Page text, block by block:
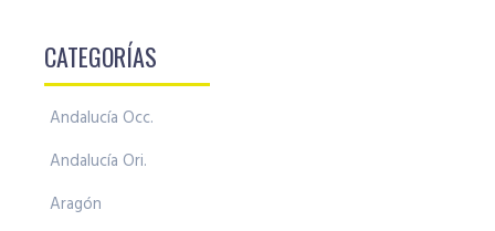
CATEGORÍAS
Andalucía Occ.
Andalucía Ori.
Aragón